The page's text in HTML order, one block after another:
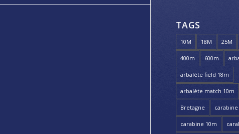
TAGS
10M 18M 25M
400m 600m
arbalète field 18m
arbalète match 10m
Bretagne carabine
carabine 10m